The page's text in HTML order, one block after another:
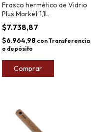
Frasco hermético de Vidrio
Plus Market 1,1L
$7.738,87
$6.964,98 conTransferencia
o depósito
Comprar